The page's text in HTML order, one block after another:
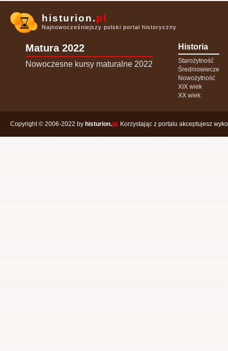
histurion.pl
Najnowocześniejszy polski portal historyczny
Matura 2022
Nowoczesne kursy maturalne 2022
Historia
Starożytność
Średniowiecze
Nowożytność
XIX wiek
XX wiek
Copyright © 2006-2022 by histurion.pl . Korzystając z portalu akceptujesz